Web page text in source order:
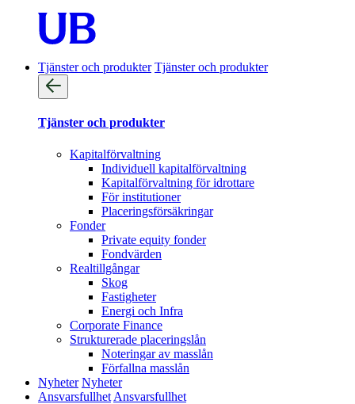
Tjänster och produkter Tjänster och produkter
Tjänster och produkter
Kapitalförvaltning
Individuell kapitalförvaltning
Kapitalförvaltning för idrottare
För institutioner
Placeringsförsäkringar
Fonder
Private equity fonder
Fondvärden
Realtillgångar
Skog
Fastigheter
Energi och Infra
Corporate Finance
Strukturerade placeringslån
Noteringar av masslån
Förfallna masslån
Nyheter Nyheter
Ansvarsfullhet Ansvarsfullhet